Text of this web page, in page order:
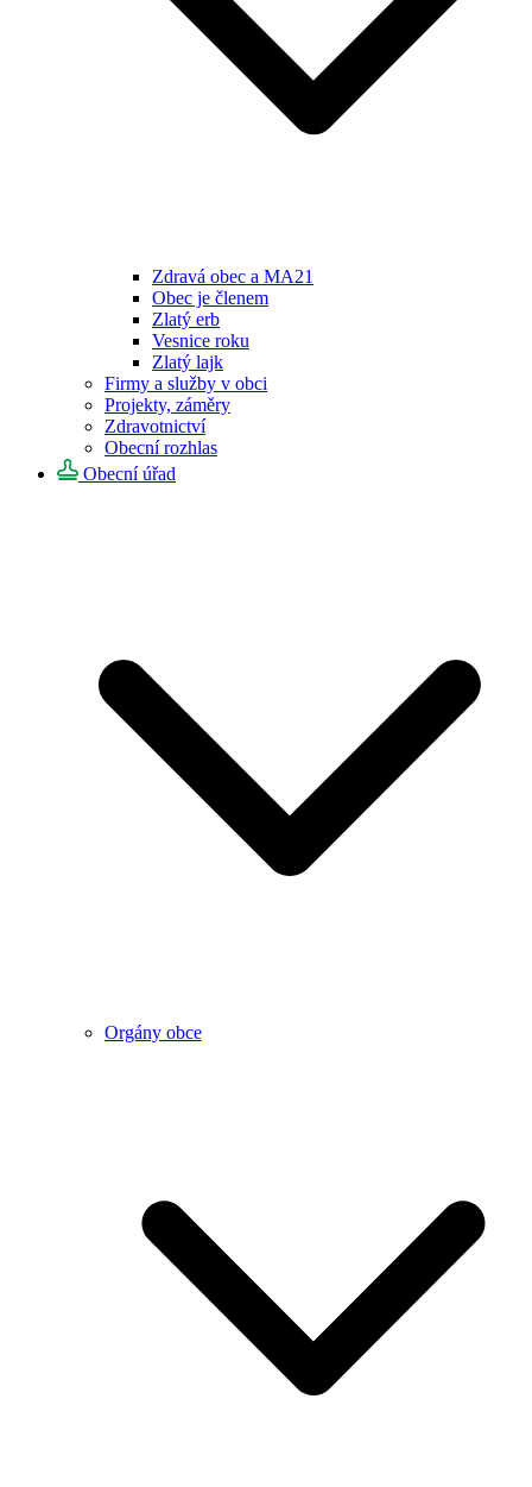
Zdravá obec a MA21
Obec je členem
Zlatý erb
Vesnice roku
Zlatý lajk
Firmy a služby v obci
Projekty, záměry
Zdravotnictví
Obecní rozhlas
Obecní úřad
Orgány obce